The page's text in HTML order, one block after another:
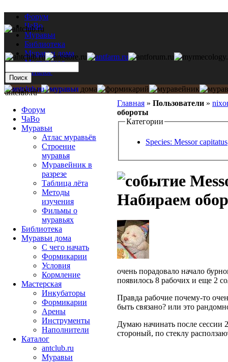
Форум
ЧаВо
Муравьи
Библиотека
Муравьи дома
Мастерская
Каталог
Главная » Пользователи »
обороты
Категории
Species: Messor capitatus
Набираем
очень порадовало начало
появилось 8 рабочих и еще 2
Правда рабочие почему-то
быть связано? или это
Думаю начинать после сессии
стороный, по стеклу
antclub.ru
Форум
ЧаВо
Муравьи
Атлас муравьёв
Строение
муравья
Муравейник в
разрезе
Таблица лёта
Методы
изучения
Фильмы о
муравьях
Библиотека
Муравьи дома
С чего начать
Формикарии
Условия
Кормление
Мастерская
Инкубаторы
Формикарии
Арены
Инструменты
Наполнители
Каталог
antclub.ru
Муравьи